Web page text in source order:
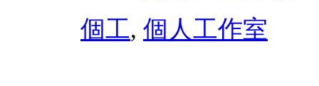
個工, 個人工作室